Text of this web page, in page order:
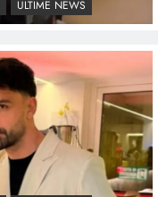
ULTIME NEWS